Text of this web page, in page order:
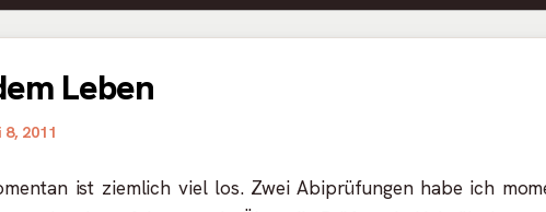
Leben
8, 2011
ist ziemlich viel los. Zwei Abiprüfungen habe ich